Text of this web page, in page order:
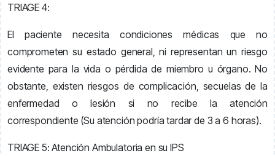
TRIAGE 4:
El paciente necesita condiciones médicas que no
comprometen su estado general, ni representan un riesgo
evidente para la vida o pérdida de miembro u órgano. No
obstante, existen riesgos de complicación, secuelas de la
enfermedad o lesión si no recibe la atención
correspondiente (Su atención podría tardar de 3 a 6 horas).
TRIAGE 5: Atención Ambulatoria en su IPS